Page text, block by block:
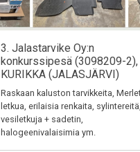
3. Jalastarvike Oy:n
konkurssipesä (3098209-2),
KURIKKA (JALASJÄRVI)
Raskaan kaluston tarvikkeita,
letkua, erilaisia renkaita, sylintereitä,
vesiletkuja + sadetin,
halogeenivalaisimia ym.